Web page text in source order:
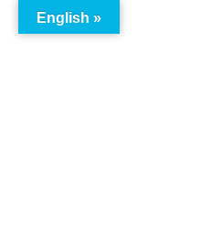
English »